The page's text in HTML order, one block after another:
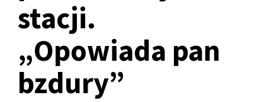
stacji.
„Opowiada pan
bzdury”